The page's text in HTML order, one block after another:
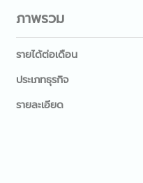
ภาพรวม
รายได้ต่อเดือน
ประเภทธุรกิจ
รายละเอียด